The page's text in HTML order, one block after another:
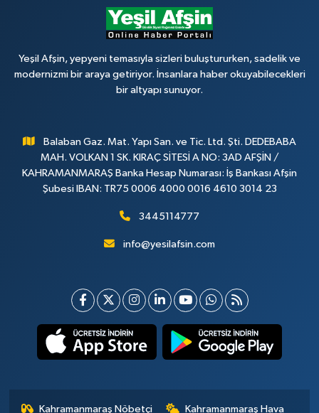
Yeşil Afşin, yepyeni temasıyla sizleri buluştururken, sadelik ve
modernizmi bir araya getiriyor. İnsanlara haber okuyabilecekleri
bir altyapı sunuyor.
Balaban Gaz. Mat. Yapı San. ve Tic. Ltd. Şti. DEDEBABA
MAH. VOLKAN 1 SK. KIRAÇ SİTESİ A NO: 3AD AFŞİN /
KAHRAMANMARAŞ Banka Hesap Numarası: İş Bankası Afşin
Şubesi IBAN: TR75 0006 4000 0016 4610 3014 23
3445114777
info@yesilafsin.com
Kahramanmaraş Nöbetçi Kahramanmaraş Hava